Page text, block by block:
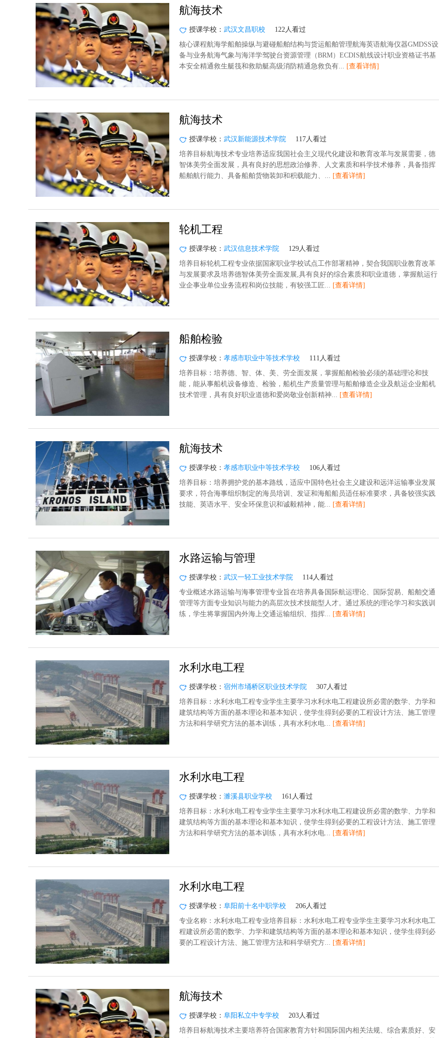
航海技术
授课学校： 武汉文昌职校
122人看过
核心课程航海学船舶操纵与避碰船舶结构与货运船舶管理航海英语航海仪器GMDSS设
备与业务航海气象与海洋学驾驶台资源管理（BRM）ECDIS航线设计职业资格证书基
本安全精通救生艇筏和救助艇高级消防精通急救负有... [查看详情]
航海技术
授课学校： 武汉新能源技术学院
117人看过
培养目标航海技术专业培养适应我国社会主义现代化建设和教育改革与发展需要，德
智体美劳全面发展，具有良好的思想政治修养、人文素质和科学技术修养，具备指挥
船舶航行能力、具备船舶货物装卸和积载能力、... [查看详情]
轮机工程
授课学校： 武汉信息技术学院
129人看过
培养目标轮机工程专业依据国家职业学校试点工作部署精神，契合我国职业教育改革
与发展要求及培养德智体美劳全面发展,具有良好的综合素质和职业道德，掌握航运行
业企事业单位业务流程和岗位技能，有较强工匠... [查看详情]
船舶检验
授课学校： 孝感市职业中等技术学校
111人看过
培养目标：培养德、智、体、美、劳全面发展，掌握船舶检验必须的基础理论和技
能，能从事船机设备修造、检验，船机生产质量管理与船舶修造企业及航运企业船机
技术管理，具有良好职业道德和爱岗敬业创新精神... [查看详情]
航海技术
授课学校： 孝感市职业中等技术学校
106人看过
培养目标：培养拥护党的基本路线，适应中国特色社会主义建设和远洋运输事业发展
要求，符合海事组织制定的海员培训、发证和海船船员适任标准要求，具备较强实践
技能、英语水平、安全环保意识和诚毅精神，能... [查看详情]
水路运输与管理
授课学校： 武汉一轻工业技术学院
114人看过
专业概述水路运输与海事管理专业旨在培养具备国际航运理论、国际贸易、船舶交通
管理等方面专业知识与能力的高层次技术技能型人才。通过系统的理论学习和实践训
练，学生将掌握国内外海上交通运输组织、指挥... [查看详情]
水利水电工程
授课学校： 宿州市埇桥区职业技术学院
307人看过
培养目标：水利水电工程专业学生主要学习水利水电工程建设所必需的数学、力学和
建筑结构等方面的基本理论和基本知识，使学生得到必要的工程设计方法、施工管理
方法和科学研究方法的基本训练，具有水利水电... [查看详情]
水利水电工程
授课学校： 濉溪县职业学校
161人看过
培养目标：水利水电工程专业学生主要学习水利水电工程建设所必需的数学、力学和
建筑结构等方面的基本理论和基本知识，使学生得到必要的工程设计方法、施工管理
方法和科学研究方法的基本训练，具有水利水电... [查看详情]
水利水电工程
授课学校： 阜阳前十名中职学校
206人看过
专业名称：水利水电工程专业培养目标：水利水电工程专业学生主要学习水利水电工
程建设所必需的数学、力学和建筑结构等方面的基本理论和基本知识，使学生得到必
要的工程设计方法、施工管理方法和科学研究方... [查看详情]
航海技术
授课学校： 阜阳私立中专学校
203人看过
培养目标航海技术主要培养符合国家教育方针和国际国内相关法规、综合素质好、安